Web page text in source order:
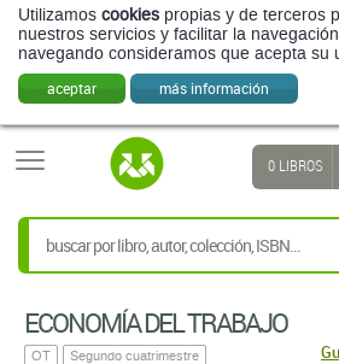
Utilizamos cookies propias y de terceros
nuestros servicios y facilitar la
navegando consideramos que acepta su
aceptar más información
0 LIBROS
ECONOMÍ­A DEL TRABAJO
OT Segundo cuatrimestre